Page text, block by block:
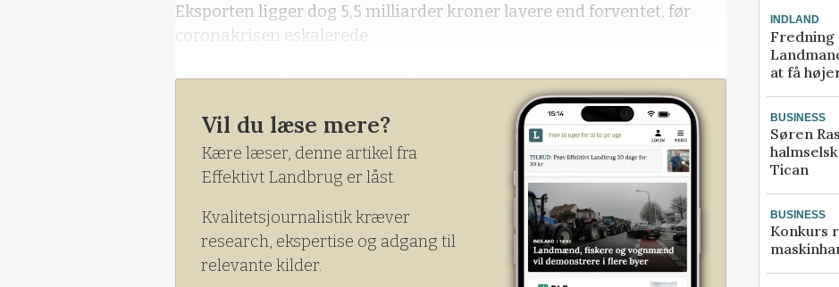
Eksporten ligger dog 5,5 milliarder kroner lavere end forventet, før
coronakrisen eskalerede.
Eksportfremgangen skyldes især stigende grisepriser. Eksporten af
gris er steget 4,2 milliarder kroner i perioden jan-juli 2020 i forhold til
samme periode sidste år.
Vil du læse mere?
Kære læser, denne artikel fra
Effektivt Landbrug er låst.
Kvalitetsjournalistik kræver
research, ekspertise og adgang til
relevante kilder.
INDLAND
Fredning
at få
BUSINESS
Søren
Tican
BUSINESS
Konkurs